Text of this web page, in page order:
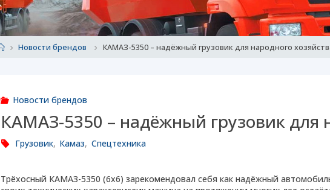
HomeНовости брендов КАМАЗ-5350 – надёжный грузовик для народного
Новости брендов
КАМАЗ-5350 – надёжный грузовик для
Грузовик, Камаз, Спецтехника
Трёхосный КАМАЗ-5350 (6х6) зарекомендовал себя как надёжный